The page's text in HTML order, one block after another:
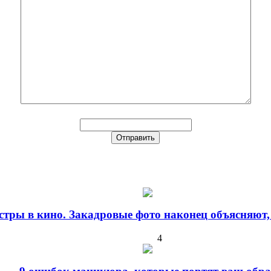
в кино. Закадровые фото наконец
4